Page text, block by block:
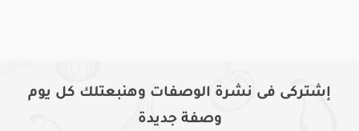
إشتركى فى نشرة الوصفات وهنبعتلك كل يوم
وصفة جديدة